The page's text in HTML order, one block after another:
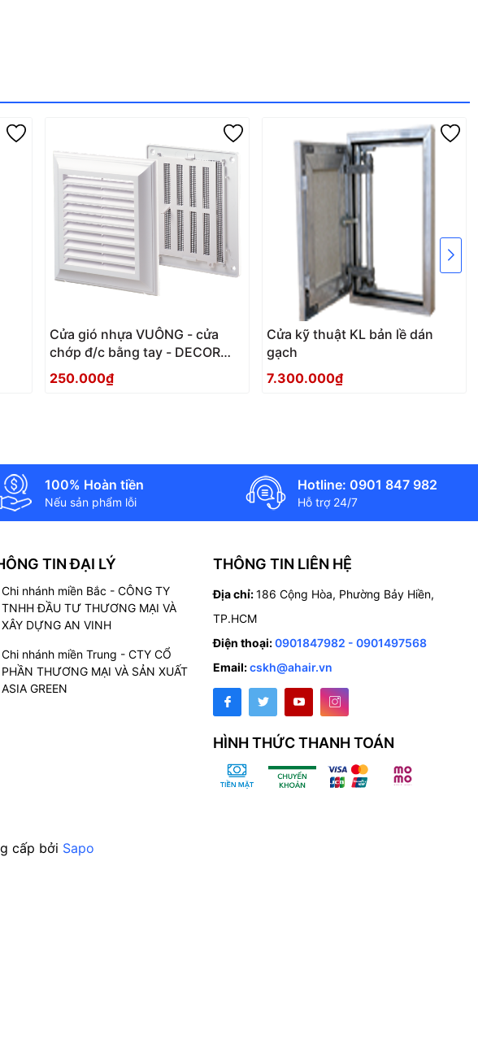
Cửa gió nhựa VUÔNG - cửa
chớp đ/c bằng tay - DECOR
180х180BRs
250.000₫
Cửa kỹ thuật KL bản lề dán
gạch
7.300.000₫
100% Hoàn tiền
Nếu sản phẩm lỗi
Hotline: 0901 847 982
Hỗ trợ 24/7
TIN ĐẠI LÝ
Chi nhánh miền Bắc - CÔNG TY
TNHH ĐẦU TƯ THƯƠNG MẠI VÀ
XÂY DỰNG AN VINH
Chi nhánh miền Trung - CTY CỔ
PHẦN THƯƠNG MẠI VÀ SẢN XUẤT
ASIA GREEN
THÔNG TIN LIÊN HỆ
Địa chỉ:186 Cộng Hòa, Phường Bảy Hiền,
TP.HCM
Điện thoại:0901847982 - 0901497568
Email:cskh@ahair.vn
HÌNH THỨC THANH TOÁN
cấp bởi Sapo